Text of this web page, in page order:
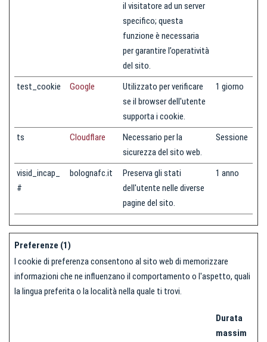
il visitatore ad un server
specifico; questa
funzione è necessaria
per garantire l’operatività
del sito.
test_cookie Google
Utilizzato per verificare
se il browser dell'utente
supporta i cookie.
1 giorno
ts Cloudflare
Necessario per la
sicurezza del sito web.
Sessione
visid_incap_
#
bolognafc.it
Preserva gli stati
dell'utente nelle diverse
pagine del sito.
1 anno
Preferenze (1)
I cookie di preferenza consentono al sito web di memorizzare
informazioni che ne influenzano il comportamento o l'aspetto, quali
la lingua preferita o la località nella quale ti trovi.
Durata
massim